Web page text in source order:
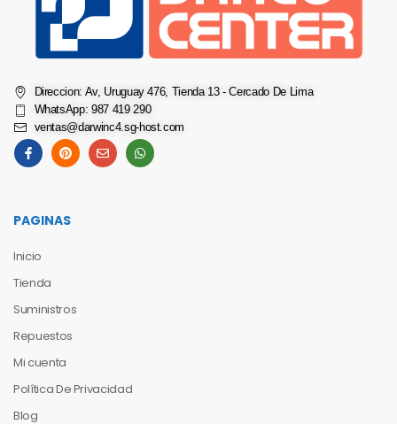
Direccion: Av, Uruguay 476, Tienda 13 - Cercado De Lima
WhatsApp: 987 419 290
ventas@darwinc4.sg-host.com
PAGINAS
Inicio
Tienda
Suministros
Repuestos
Mi cuenta
Política De Privacidad
Blog